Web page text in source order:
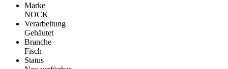
Marke
NOCK
Verarbeitung
Gehäutet
Branche
Fisch
Status